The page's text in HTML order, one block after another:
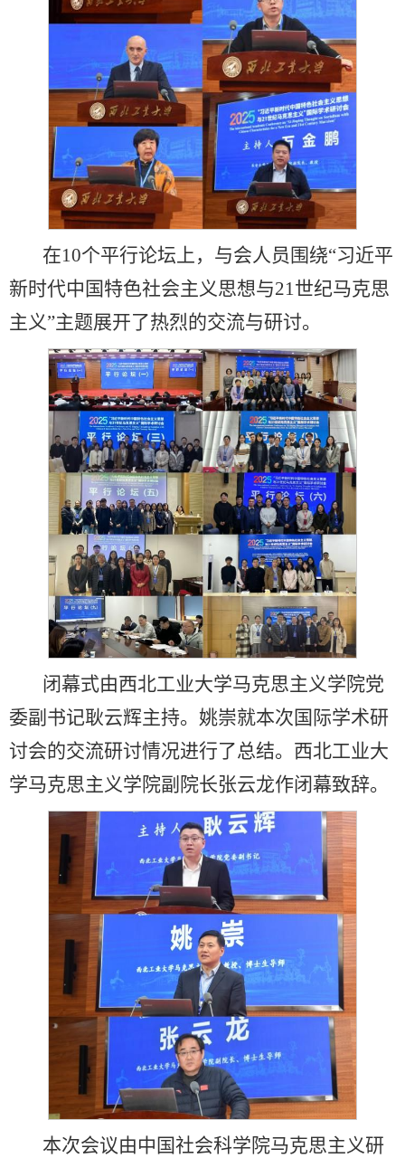
在10个平行论坛上，与会人员围绕“习近平
新时代中国特色社会主义思想与21世纪马克思
主义”主题展开了热烈的交流与研讨。
闭幕式由西北工业大学马克思主义学院党
委副书记耿云辉主持。姚崇就本次国际学术研
讨会的交流研讨情况进行了总结。西北工业大
学马克思主义学院副院长张云龙作闭幕致辞。
本次会议由中国社会科学院马克思主义研